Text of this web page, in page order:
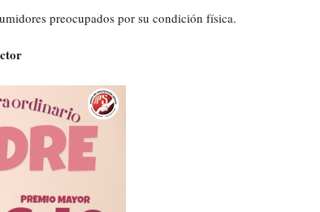
preocupados por su condición física.